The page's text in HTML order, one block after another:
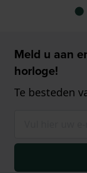
Meld u aan
horloge!
Te besteden